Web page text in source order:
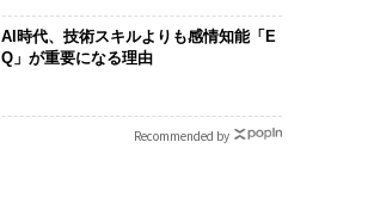
AI時代、技術スキルよりも感情知能「E
Q」が重要になる理由
Recommended by